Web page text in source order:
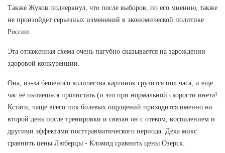
Также Жуков подчеркнул, что после выборов, по его мнению, также
не произойдет серьезных изменений в экономической политике
России.
Эта отлаженная схема очень пагубно сказывается на зарождении
здоровой конкуренции.
Она, из-за бешеного количества картинок грузится пол часа, и еще
час её пытаешься пролистать (и это при нормальной скорости инета!
Кстати, чаще всего пик болевых ощущений приходится именно на
второй день после тренировки и связан он с отеком, воспалением и
другими эффектами посттравматического периода. Дека микс
сравнить цены Люберцы - Кломид сравнить цены Озерск.